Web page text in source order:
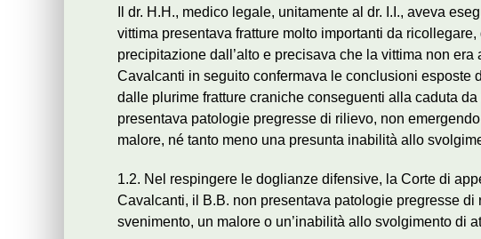
Il dr. H.H., medico legale, unitamente al dr. I.I., aveva
vittima presentava fratture molto importanti da
precipitazione dall’alto e precisava che la vittima non era
Cavalcanti in seguito confermava le conclusioni esposte
dalle plurime fratture craniche conseguenti alla caduta da
presentava patologie pregresse di rilievo, non
malore, né tanto meno una presunta inabilità allo
1.2. Nel respingere le doglianze difensive, la Corte di
Cavalcanti, il B.B. non presentava patologie pregresse
svenimento, un malore o un’inabilità allo svolgimento di